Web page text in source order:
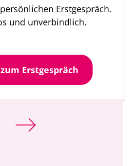
Erstgespräch.
und unverbindlich.
Erstgespräch